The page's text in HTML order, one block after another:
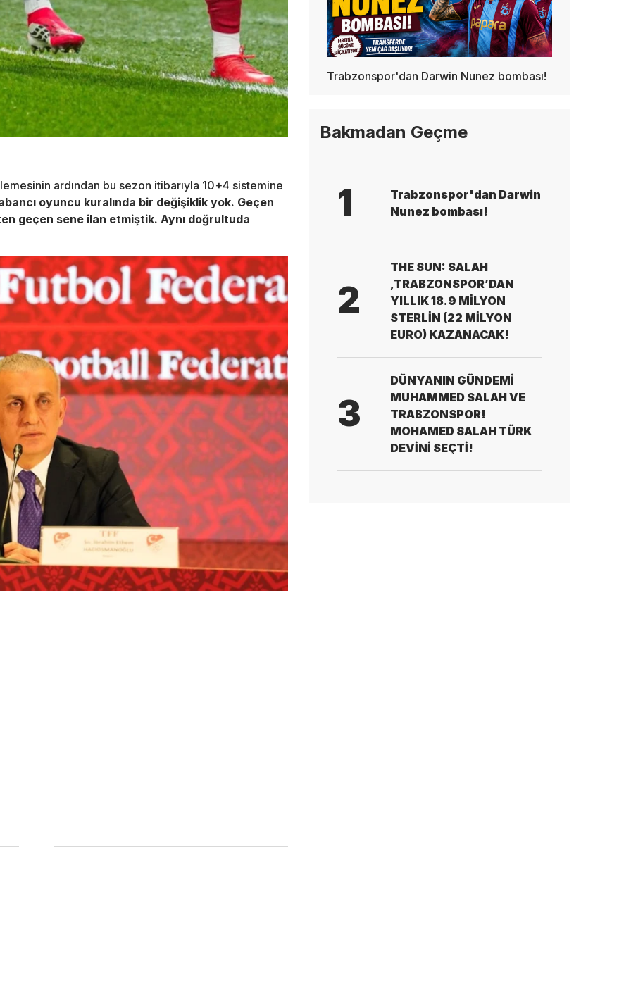
ardından bu sezon itibarıyla 10+4 sistemine
oyuncu kuralında bir değişiklik yok. Geçen
geçen sene ilan etmiştik. Aynı doğrultuda
Trabzonspor'dan Darwin Nunez bombası!
Bakmadan Geçme
1
Trabzonspor'dan Darwin
Nunez bombası!
2
THE SUN: SALAH
,TRABZONSPOR’DAN
YILLIK 18.9 MİLYON
STERLİN (22 MİLYON
EURO) KAZANACAK!
3
DÜNYANIN GÜNDEMİ
MUHAMMED SALAH VE
TRABZONSPOR!
MOHAMED SALAH TÜRK
DEVİNİ SEÇTİ!